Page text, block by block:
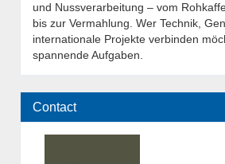
und Nussverarbeitung – vom
bis zur Vermahlung. Wer Technik,
internationale Projekte verbinden
spannende Aufgaben.
Contact